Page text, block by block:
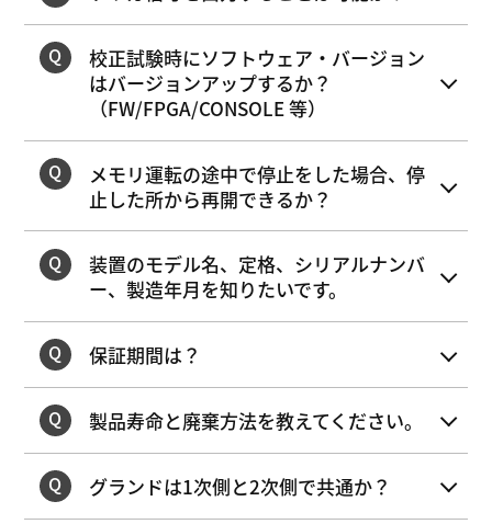
校正試験時にソフトウェア・バージョン
はバージョンアップするか？
（FW/FPGA/CONSOLE 等）
メモリ運転の途中で停止をした場合、停
止した所から再開できるか？
装置のモデル名、定格、シリアルナンバ
ー、製造年月を知りたいです。
保証期間は？
製品寿命と廃棄方法を教えてください。
グランドは1次側と2次側で共通か？